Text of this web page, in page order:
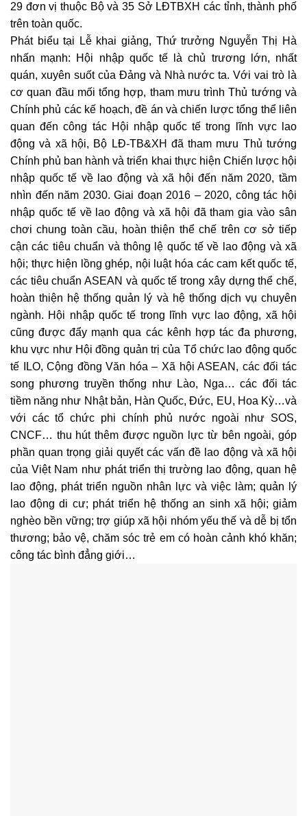
29 đơn vị thuộc Bộ và 35 Sở LĐTBXH các tỉnh, thành phố
trên toàn quốc.
Phát biểu tại Lễ khai giảng, Thứ trưởng Nguyễn Thị Hà
nhấn mạnh: Hội nhập quốc tế là chủ trương lớn, nhất
quán, xuyên suốt của Đảng và Nhà nước ta. Với vai trò là
cơ quan đầu mối tổng hợp, tham mưu trình Thủ tướng và
Chính phủ các kế hoạch, đề án và chiến lược tổng thể liên
quan đến công tác Hội nhập quốc tế trong lĩnh vực lao
động và xã hội, Bộ LĐ-TB&XH đã tham mưu Thủ tướng
Chính phủ ban hành và triển khai thực hiện Chiến lược hội
nhập quốc tế về lao động và xã hội đến năm 2020, tầm
nhìn đến năm 2030. Giai đoạn 2016 – 2020, công tác hội
nhập quốc tế về lao động và xã hội đã tham gia vào sân
chơi chung toàn cầu, hoàn thiện thể chế trên cơ sở tiếp
cận các tiêu chuẩn và thông lệ quốc tế về lao động và xã
hội; thực hiện lồng ghép, nội luật hóa các cam kết quốc tế,
các tiêu chuẩn ASEAN và quốc tế trong xây dựng thể chế,
hoàn thiện hệ thống quản lý và hệ thống dịch vụ chuyên
ngành. Hội nhập quốc tế trong lĩnh vực lao động, xã hội
cũng được đẩy mạnh qua các kênh hợp tác đa phương,
khu vực như Hội đồng quản trị của Tổ chức lao động quốc
tế ILO, Cộng đồng Văn hóa – Xã hội ASEAN, các đối tác
song phương truyền thống như Lào, Nga… các đối tác
tiềm năng như Nhật bản, Hàn Quốc, Đức, EU, Hoa Kỳ…và
với các tổ chức phi chính phủ nước ngoài như SOS,
CNCF… thu hút thêm được nguồn lực từ bên ngoài, góp
phần quan trọng giải quyết các vấn đề lao động và xã hội
của Việt Nam như phát triển thị trường lao động, quan hệ
lao động, phát triển nguồn nhân lực và việc làm; quản lý
lao động di cư; phát triển hệ thống an sinh xã hội; giảm
nghèo bền vững; trợ giúp xã hội nhóm yếu thế và dễ bị tổn
thương; bảo vệ, chăm sóc trẻ em có hoàn cảnh khó khăn;
công tác bình đẳng giới…